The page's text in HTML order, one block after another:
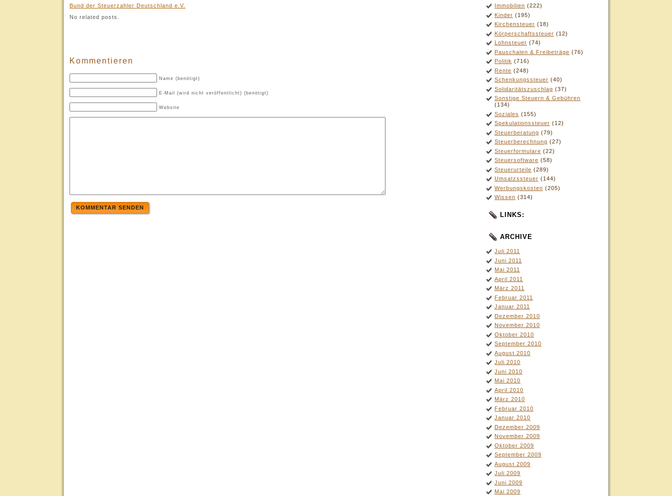
Bund der Steuerzahler Deutschland e.V.
No related posts.
Kommentieren
Name (benötigt)
E-Mail (wird nicht veröffentlicht) (benötigt)
Website
KOMMENTAR SENDEN
Immobilien (222)
Kinder (195)
Kirchensteuer (18)
Körperschaftssteuer (12)
Lohnsteuer (74)
Pauschalen & Freibeträge (76)
Politik (716)
Rente (248)
Schenkungssteuer (40)
Solidaritätszuschlag (37)
Sonstige Steuern & Gebühren
(134)
Soziales (155)
Spekulationssteuer (12)
Steuerberatung (79)
Steuerberechnung (27)
Steuerformulare (22)
Steuersoftware (58)
Steuerurteile (289)
Umsatzssteuer (144)
Werbungskosten (205)
Wissen (314)
LINKS:
ARCHIVE
Juli 2011
Juni 2011
Mai 2011
April 2011
März 2011
Februar 2011
Januar 2011
Dezember 2010
November 2010
Oktober 2010
September 2010
August 2010
Juli 2010
Juni 2010
Mai 2010
April 2010
März 2010
Februar 2010
Januar 2010
Dezember 2009
November 2009
Oktober 2009
September 2009
August 2009
Juli 2009
Juni 2009
Mai 2009